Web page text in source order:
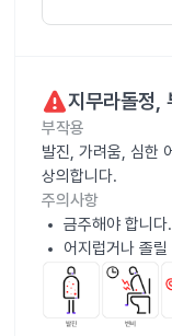
지무라돌정,
부작용
발진, 가려움, 심한
상의합니다.
주의사항
금주해야 합니다.
어지럽거나 졸